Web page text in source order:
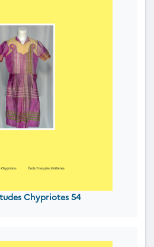
Chypriotes 54